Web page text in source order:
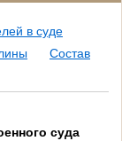
в суде
Состав
суда